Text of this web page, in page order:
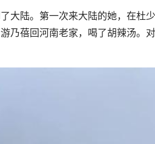
陆。第一次来大陆的她，在杜
乃蓓回河南老家，喝了胡辣汤。